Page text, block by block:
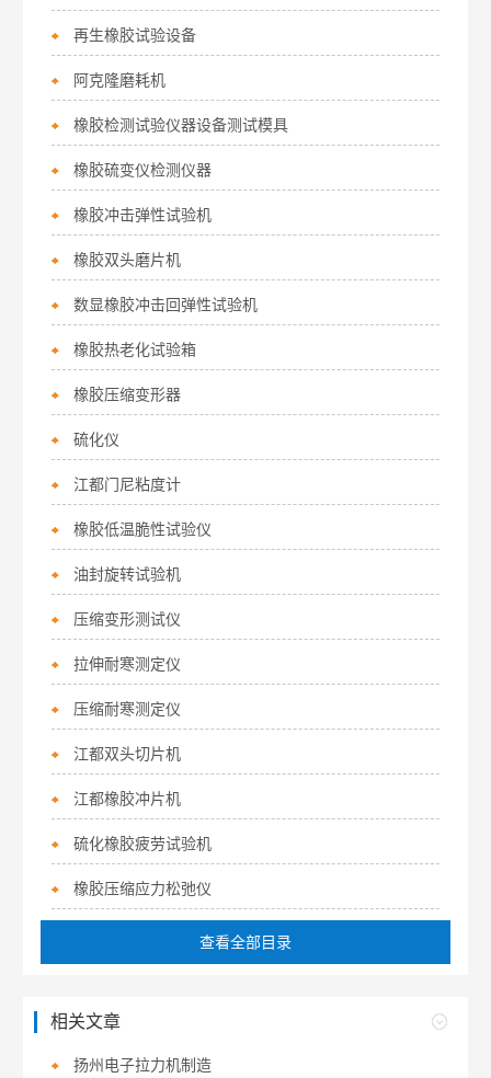
再生橡胶试验设备
阿克隆磨耗机
橡胶检测试验仪器设备测试模具
橡胶硫变仪检测仪器
橡胶冲击弹性试验机
橡胶双头磨片机
数显橡胶冲击回弹性试验机
橡胶热老化试验箱
橡胶压缩变形器
硫化仪
江都门尼粘度计
橡胶低温脆性试验仪
油封旋转试验机
压缩变形测试仪
拉伸耐寒测定仪
压缩耐寒测定仪
江都双头切片机
江都橡胶冲片机
硫化橡胶疲劳试验机
橡胶压缩应力松弛仪
查看全部目录
相关文章
扬州电子拉力机制造